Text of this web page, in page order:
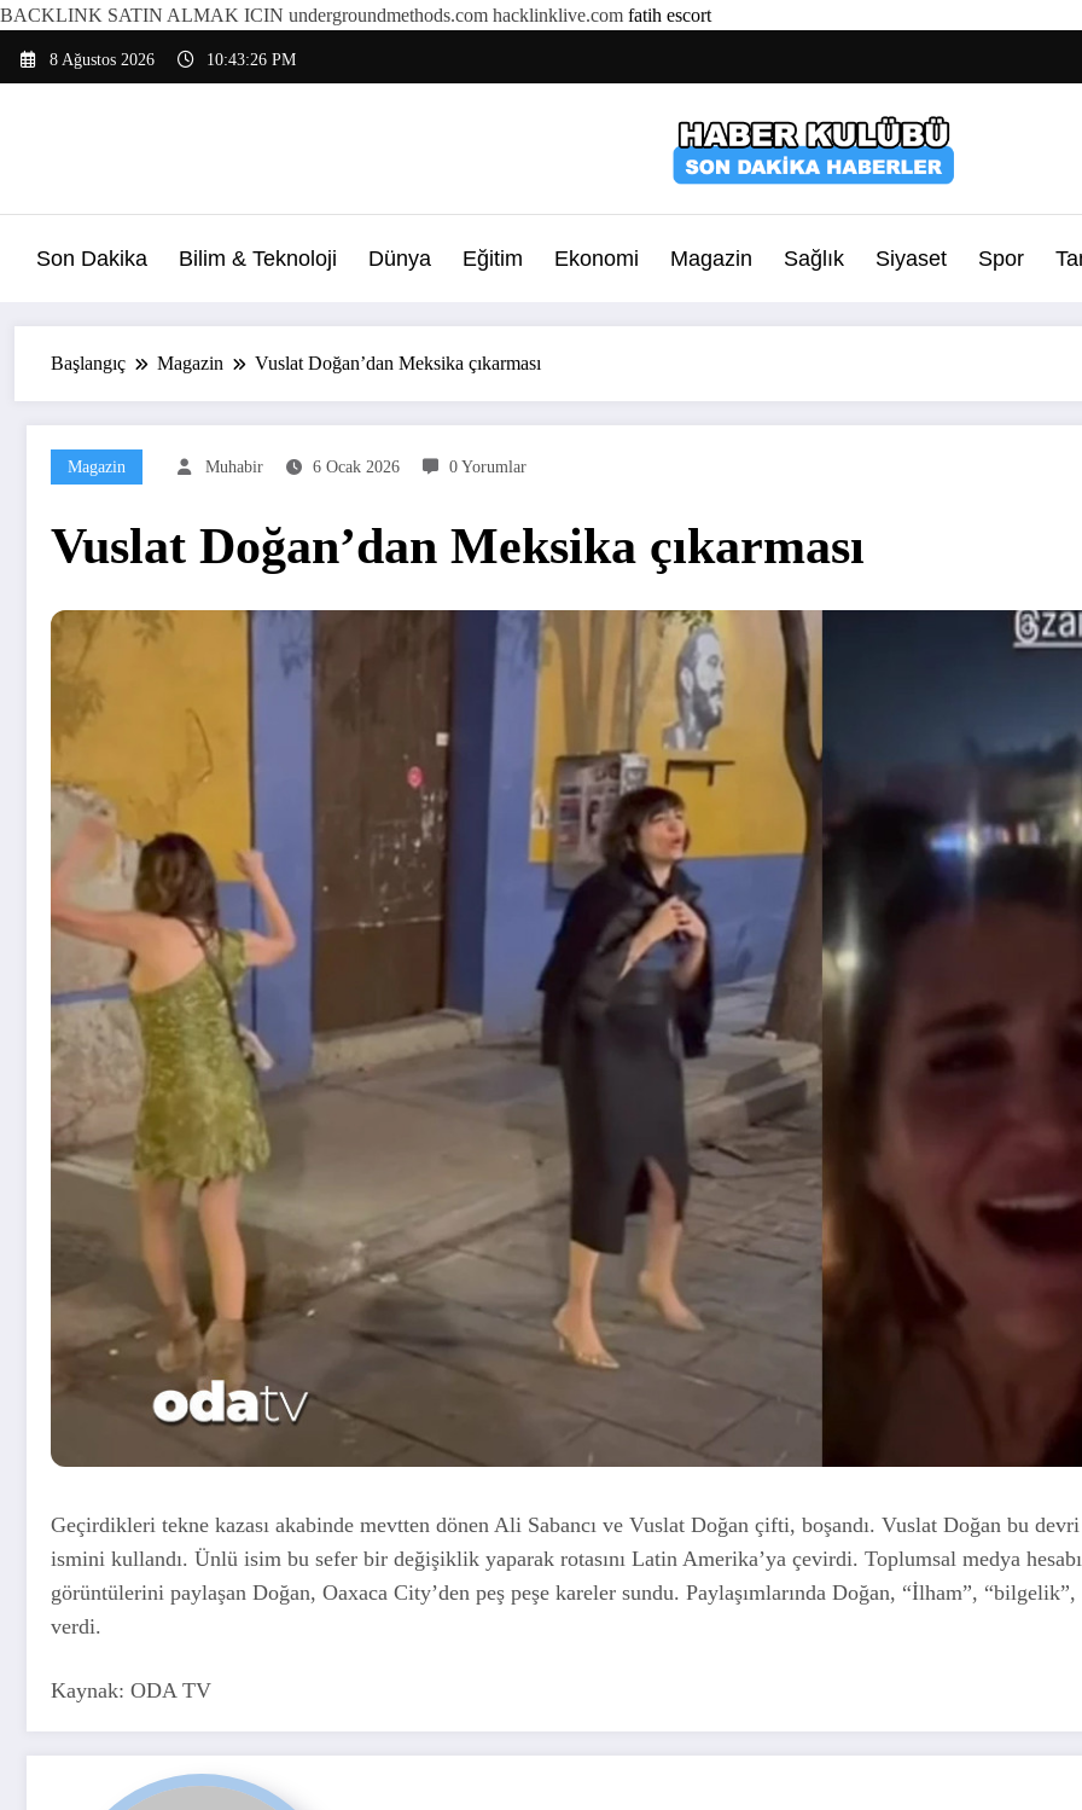
BACKLINK SATIN ALMAK ICIN undergroundmethods.com hacklinklive.com fatih escort
atla
8 Ağustos 2026 10:43:27 PM
Son Dakika Bilim & Teknoloji Dünya Eğitim Ekonomi Magazin Sağlık Siyaset Spor
Başlangıç Magazin Vuslat Doğan’dan Meksika çıkarması
Magazin Muhabir 6 Ocak 2026 0 Yorumlar
Vuslat Doğan’dan Meksika çıkarması
Geçirdikleri tekne kazası akabinde mevtten dönen Ali Sabancı ve Vuslat Doğan çifti, boşandı. Vuslat Doğan bu
ismini kullandı. Ünlü isim bu sefer bir değişiklik yaparak rotasını Latin Amerika’ya çevirdi. Toplumsal medya
görüntülerini paylaşan Doğan, Oaxaca City’den peş peşe kareler sundu. Paylaşımlarında Doğan, “İlham”,
verdi.
Kaynak: ODA TV